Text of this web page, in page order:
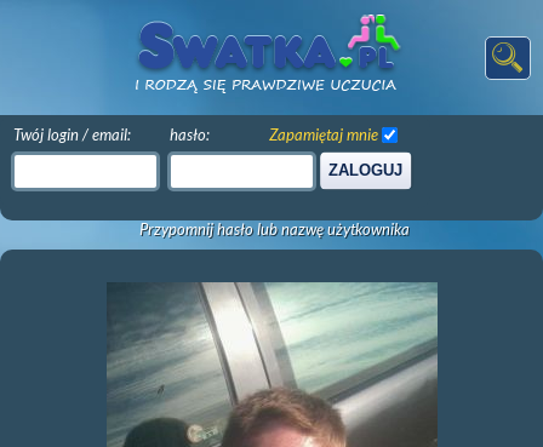
Twój login / email: hasło:
ZALOGUJ
Zapamiętaj mnie
Przypomnij hasło lub nazwę użytkownika